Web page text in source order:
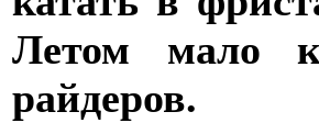
Летом мало
райдеров.